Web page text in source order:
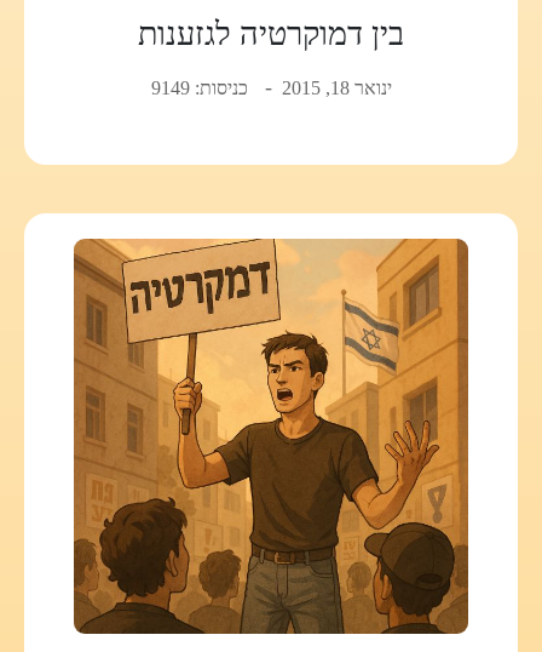
בין דמוקרטיה לגזענות
ינואר 18, 2015 כניסות: 9149